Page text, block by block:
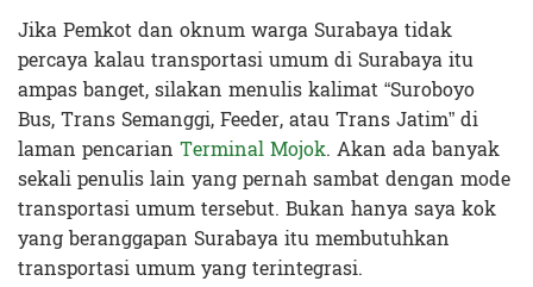
Jika Pemkot dan oknum warga Surabaya tidak
percaya kalau transportasi umum di Surabaya itu
ampas banget, silakan menulis kalimat “Suroboyo
Bus, Trans Semanggi, Feeder, atau Trans Jatim” di
laman pencarian Terminal Mojok. Akan ada banyak
sekali penulis lain yang pernah sambat dengan mode
transportasi umum tersebut. Bukan hanya saya kok
yang beranggapan Surabaya itu membutuhkan
transportasi umum yang terintegrasi.